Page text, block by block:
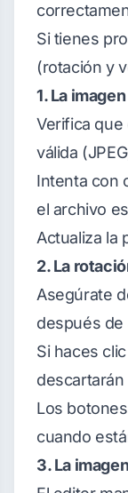
Si tienes
(rotación y
1. La
Verifica que
válida
Intenta con
el archivo
Actualiza la
2. La
Asegúrate
después de
Si haces
descartarán
Los
cuando
3. La